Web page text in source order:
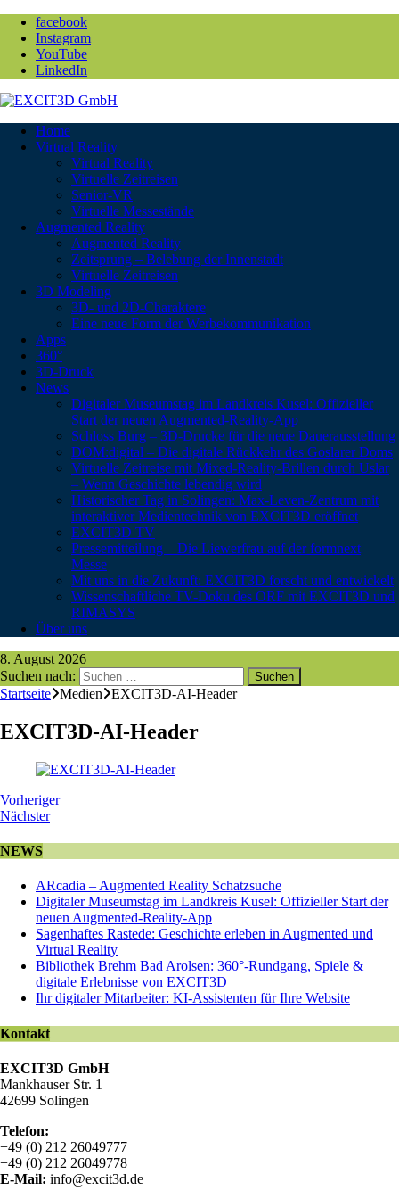
facebook
Instagram
YouTube
LinkedIn
Home
Virtual Reality
Virtual Reality
Virtuelle Zeitreisen
Senior-VR
Virtuelle Messestände
Augmented Reality
Augmented Reality
Zeitsprung – Belebung der Innenstadt
Virtuelle Zeitreisen
3D Modeling
3D- und 2D-Charaktere
Eine neue Form der Werbekommunikation
Apps
360°
3D-Druck
News
Digitaler Museumstag im Landkreis Kusel: Offizieller
Start der neuen Augmented-Reality-App
Schloss Burg – 3D-Drucke für die neue Dauerausstellung
DOM:digital – Die digitale Rückkehr des Goslarer Doms
Virtuelle Zeitreise mit Mixed-Reality-Brillen durch Uslar
– Wenn Geschichte lebendig wird
Historischer Tag in Solingen: Max-Leven-Zentrum mit
interaktiver Medientechnik von EXCIT3D eröffnet
EXCIT3D TV
Pressemitteilung – Die Liewerfrau auf der formnext
Messe
Mit uns in die Zukunft: EXCIT3D forscht und entwickelt
Wissenschaftliche TV-Doku des ORF mit EXCIT3D und
RIMASYS
Über uns
8. August 2026
Suchen nach:
Startseite Medien EXCIT3D-AI-Header
EXCIT3D-AI-Header
Vorheriger
Nächster
NEWS
ARcadia – Augmented Reality Schatzsuche
Digitaler Museumstag im Landkreis Kusel: Offizieller Start der
neuen Augmented-Reality-App
Sagenhaftes Rastede: Geschichte erleben in Augmented und
Virtual Reality
Bibliothek Brehm Bad Arolsen: 360°-Rundgang, Spiele &
digitale Erlebnisse von EXCIT3D
Ihr digitaler Mitarbeiter: KI-Assistenten für Ihre Website
Kontakt
EXCIT3D GmbH
Mankhauser Str. 1
42699 Solingen
Telefon:
+49 (0) 212 26049777
+49 (0) 212 26049778
E-Mail: info@excit3d.de